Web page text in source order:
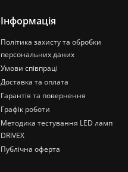
Інформація
Політика захисту та обробки
персональних даних
Умови співпраці
Доставка та оплата
Гарантія та повернення
Графік роботи
Методика тестування LED ламп
DRIVEX
Публічна оферта